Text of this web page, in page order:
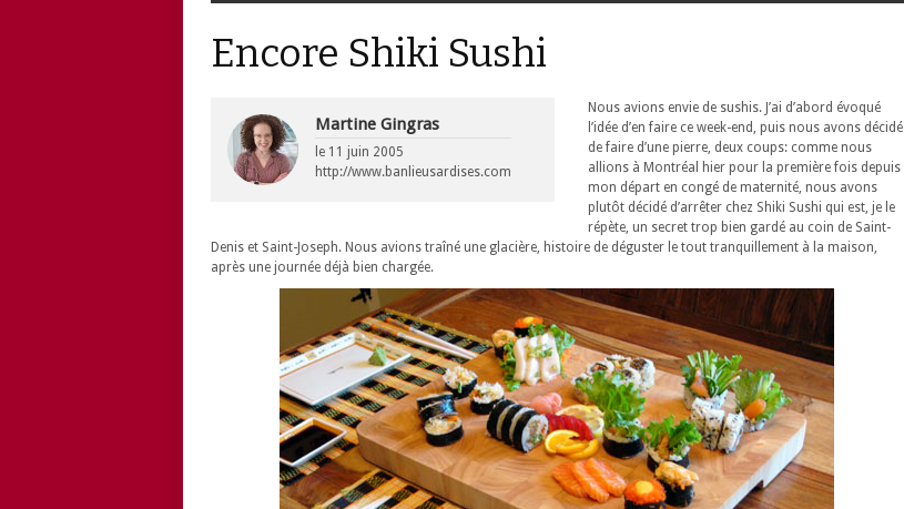
Encore Shiki Sushi
Martine Gingras
le 11 juin 2005
http://www.banlieusardises.com
Nous avions envie de sushis. J’ai d’abord évoqué
l’idée d’en faire ce week-end, puis nous avons décidé
de faire d’une pierre, deux coups: comme nous
allions à Montréal hier pour la première fois depuis
mon départ en congé de maternité, nous avons
plutôt décidé d’arrêter chez Shiki Sushi qui est, je le
répète, un secret trop bien gardé au coin de Saint-
Denis et Saint-Joseph. Nous avions traîné une glacière, histoire de déguster le tout tranquillement à la maison,
après une journée déjà bien chargée.